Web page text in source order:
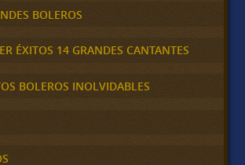
BOLEROS
ÉXITOS 14 GRANDES CANTANTES
BOLEROS INOLVIDABLES